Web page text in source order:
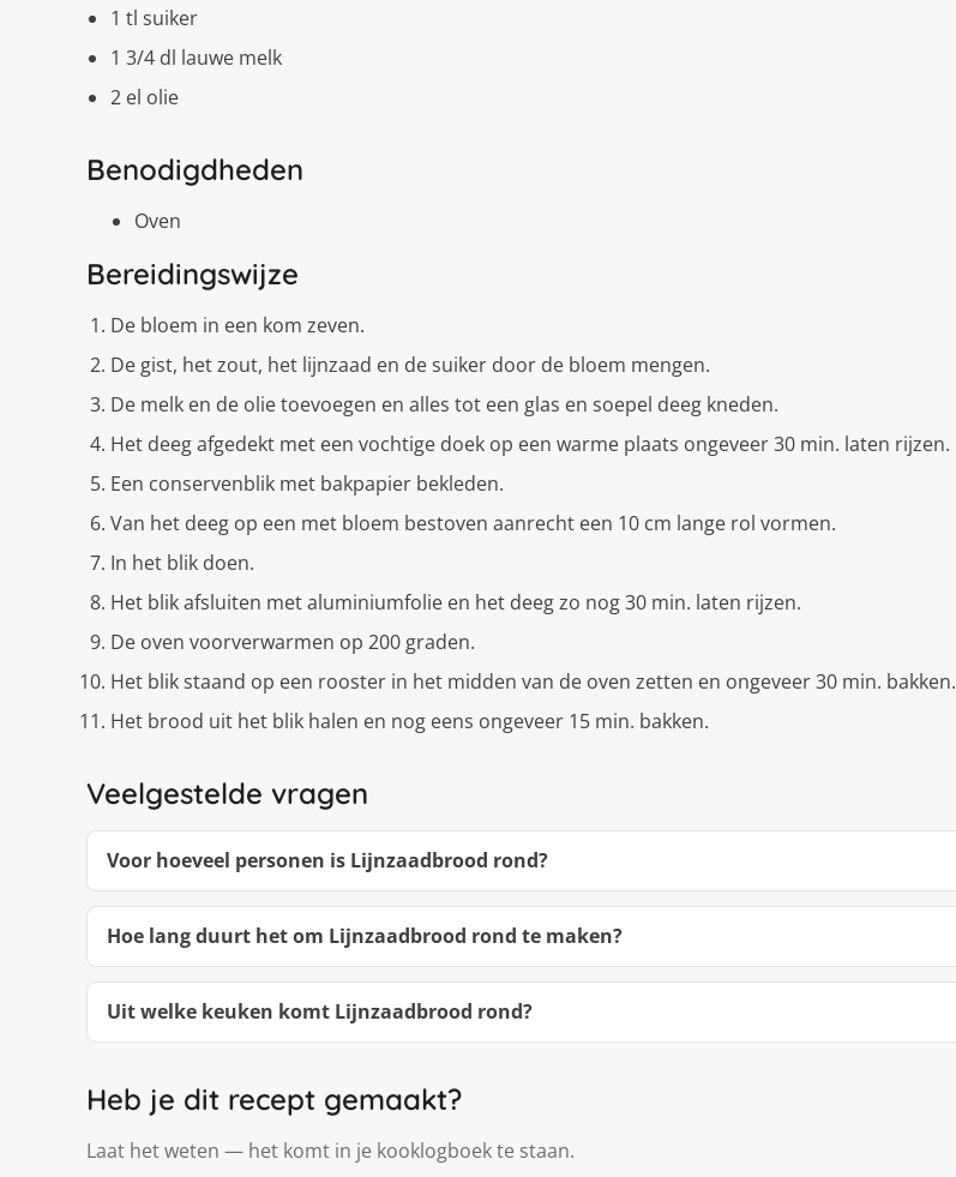
1 tl suiker
1 3/4 dl lauwe melk
2 el olie
Benodigdheden
Oven
Bereidingswijze
De bloem in een kom zeven.
De gist, het zout, het lijnzaad en de suiker door de bloem mengen.
De melk en de olie toevoegen en alles tot een glas en soepel deeg kneden.
Het deeg afgedekt met een vochtige doek op een warme plaats ongeveer 30 min. laten rijzen.
Een conservenblik met bakpapier bekleden.
Van het deeg op een met bloem bestoven aanrecht een 10 cm lange rol vormen.
In het blik doen.
Het blik afsluiten met aluminiumfolie en het deeg zo nog 30 min. laten rijzen.
De oven voorverwarmen op 200 graden.
Het blik staand op een rooster in het midden van de oven zetten en ongeveer 30 min. bakken.
Het brood uit het blik halen en nog eens ongeveer 15 min. bakken.
Veelgestelde vragen
Voor hoeveel personen is Lijnzaadbrood rond?
Hoe lang duurt het om Lijnzaadbrood rond te maken?
Uit welke keuken komt Lijnzaadbrood rond?
Heb je dit recept gemaakt?
Laat het weten — het komt in je kooklogboek te staan.